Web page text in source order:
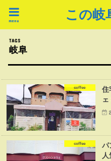
この岐
menu
岐阜
coffee
住
coffee
パ